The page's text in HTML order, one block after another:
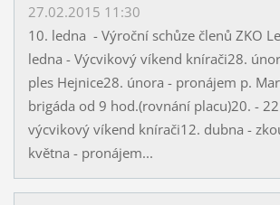
27.02.2015 11:30
10. ledna - Výroční schůze členů ZKO
ledna - Výcvikový víkend knírači28.
ples Hejnice28. února - pronájem p.
brigáda od 9 hod.(rovnání placu)20. -
výcvikový víkend knírači12. dubna -
května - pronájem...